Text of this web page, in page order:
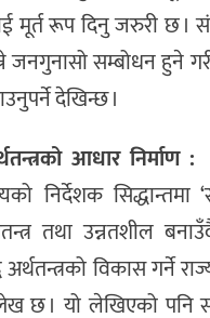
मूर्त रूप दिनु जरुरी छ ।
जनगुनासो सम्बोधन हुने
देखिन्छ ।
आधार निर्माण :
निर्देशक सिद्धान्तमा
तथा उन्नतशील
विकास गर्ने
छ । यो लेखिएको पनि